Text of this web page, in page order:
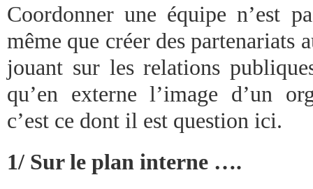
Coordonner une équipe n’est
même que créer des partenariats
jouant sur les relations
qu’en externe l’image d’un
c’est ce dont il est question ici.
1/ Sur le plan interne ….